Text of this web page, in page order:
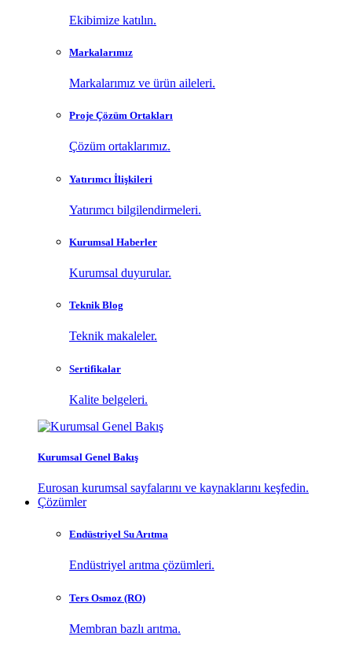
Ekibimize katılın.
Markalarımız
Markalarımız ve ürün aileleri.
Proje Çözüm Ortakları
Çözüm ortaklarımız.
Yatırımcı İlişkileri
Yatırımcı bilgilendirmeleri.
Kurumsal Haberler
Kurumsal duyurular.
Teknik Blog
Teknik makaleler.
Sertifikalar
Kalite belgeleri.
Kurumsal Genel Bakış
Eurosan kurumsal sayfalarını ve kaynaklarını keşfedin.
Çözümler
Endüstriyel Su Arıtma
Endüstriyel arıtma çözümleri.
Ters Osmoz (RO)
Membran bazlı arıtma.